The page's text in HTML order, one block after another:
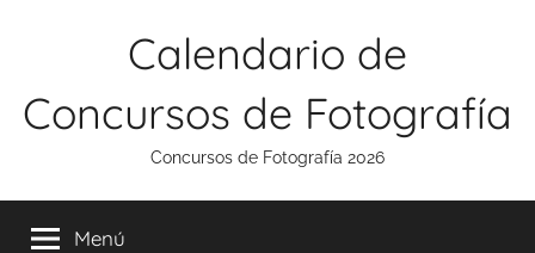
Calendario de
Concursos de Fotografía
Concursos de Fotografía 2026
Menú